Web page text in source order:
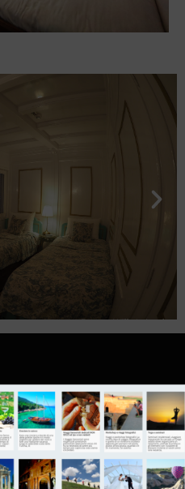
in alcun modo le tue informazioni